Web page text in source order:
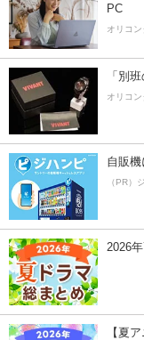
PC
オリコ
「別
オリコ
自販
（PR）
2026
【夏